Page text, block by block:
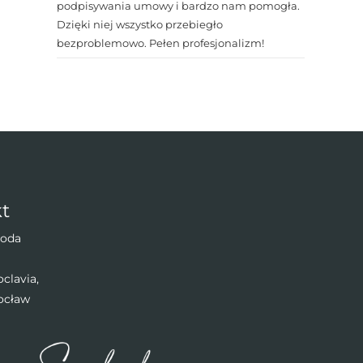
podpisywania umowy i bardzo nam pomogła.
Dzięki niej wszystko przebiegło
bezproblemowo. Pełen profesjonalizm!